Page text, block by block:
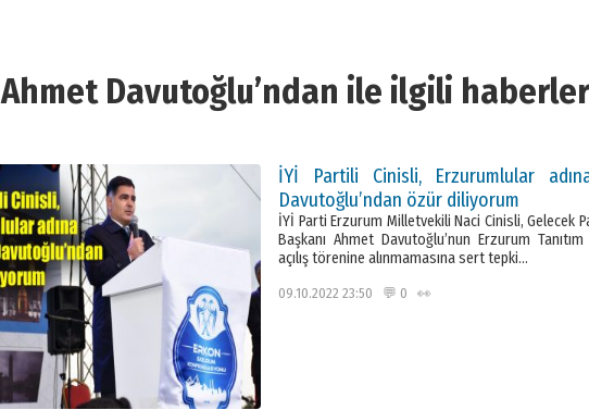
Ahmet Davutoğlu’ndan ile ilgili haberler
İYİ Partili Cinisli, Erzurumlular
Davutoğlu’ndan özür diliyorum
İYİ Parti Erzurum Milletvekili Naci Cinisli, Gelecek
Başkanı Ahmet Davutoğlu’nun Erzurum Tanıtım
açılış törenine alınmamasına sert tepki…
09.10.2022 23:50 💬 0 👀